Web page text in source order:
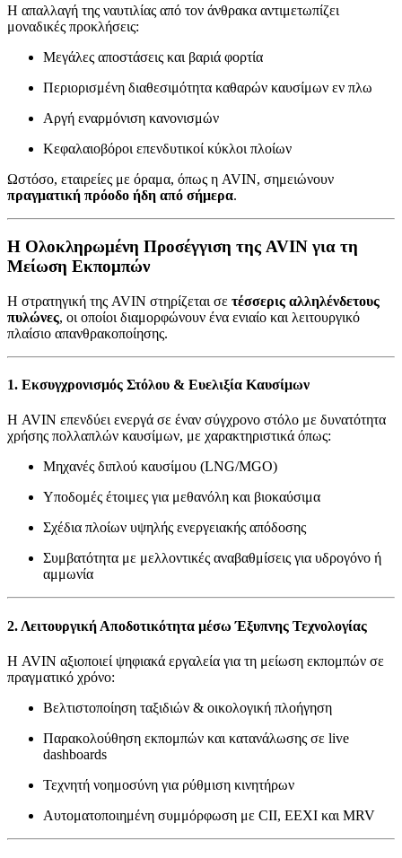
Η απαλλαγή της ναυτιλίας από τον άνθρακα αντιμετωπίζει
μοναδικές προκλήσεις:
Μεγάλες αποστάσεις και βαριά φορτία
Περιορισμένη διαθεσιμότητα καθαρών καυσίμων εν πλω
Αργή εναρμόνιση κανονισμών
Κεφαλαιοβόροι επενδυτικοί κύκλοι πλοίων
Ωστόσο, εταιρείες με όραμα, όπως η AVIN, σημειώνουν
πραγματική πρόοδο ήδη από σήμερα.
Η Ολοκληρωμένη Προσέγγιση της AVIN για τη
Μείωση Εκπομπών
Η στρατηγική της AVIN στηρίζεται σε τέσσερις αλληλένδετους
πυλώνες, οι οποίοι διαμορφώνουν ένα ενιαίο και λειτουργικό
πλαίσιο απανθρακοποίησης.
1. Εκσυγχρονισμός Στόλου & Ευελιξία Καυσίμων
Η AVIN επενδύει ενεργά σε έναν σύγχρονο στόλο με δυνατότητα
χρήσης πολλαπλών καυσίμων, με χαρακτηριστικά όπως:
Μηχανές διπλού καυσίμου (LNG/MGO)
Υποδομές έτοιμες για μεθανόλη και βιοκαύσιμα
Σχέδια πλοίων υψηλής ενεργειακής απόδοσης
Συμβατότητα με μελλοντικές αναβαθμίσεις για υδρογόνο ή
αμμωνία
2. Λειτουργική Αποδοτικότητα μέσω Έξυπνης Τεχνολογίας
Η AVIN αξιοποιεί ψηφιακά εργαλεία για τη μείωση εκπομπών σε
πραγματικό χρόνο:
Βελτιστοποίηση ταξιδιών & οικολογική πλοήγηση
Παρακολούθηση εκπομπών και κατανάλωσης σε live
dashboards
Τεχνητή νοημοσύνη για ρύθμιση κινητήρων
Αυτοματοποιημένη συμμόρφωση με CII, EEXI και MRV